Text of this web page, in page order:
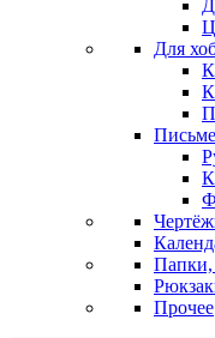
Для
Папки,
Прочее